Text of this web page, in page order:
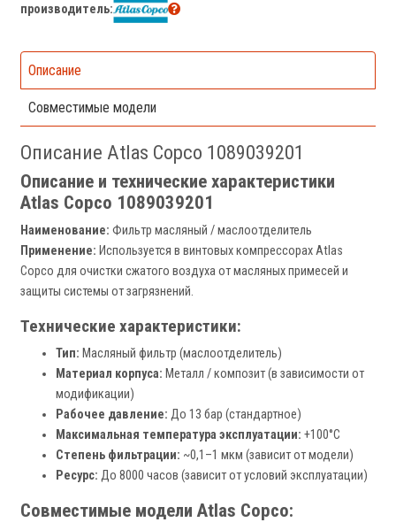
производитель:
Описание
Совместимые модели
Описание Atlas Copco 1089039201
Описание и технические характеристики
Atlas Copco 1089039201
Наименование: Фильтр масляный / маслоотделитель
Применение: Используется в винтовых компрессорах Atlas
Copco для очистки сжатого воздуха от масляных примесей и
защиты системы от загрязнений.
Технические характеристики:
Тип: Масляный фильтр (маслоотделитель)
Материал корпуса: Металл / композит (в зависимости от
модификации)
Рабочее давление: До 13 бар (стандартное)
Максимальная температура эксплуатации: +100°C
Степень фильтрации: ~0,1–1 мкм (зависит от модели)
Ресурс: До 8000 часов (зависит от условий эксплуатации)
Совместимые модели Atlas Copco: